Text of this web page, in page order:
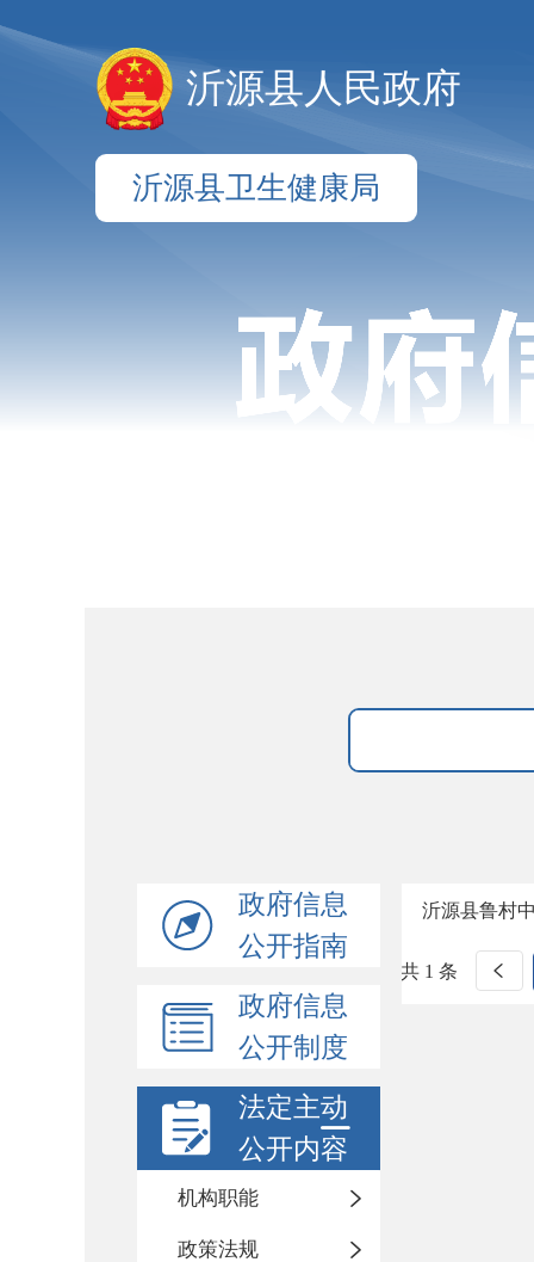
沂源县人民政府
沂源县卫生健康局
政府信息
公开指南
政府信息
公开制度
法定主动
公开内容
机构职能
政策法规
沂源县鲁村
共 1 条